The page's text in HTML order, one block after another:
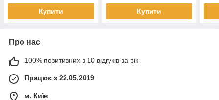
Купити Купити
Про нас
100% позитивних з 10 відгуків за рік
Працює з 22.05.2019
м. Київ